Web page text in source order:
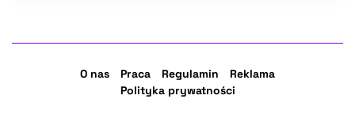
O nas Praca Regulamin
Reklama
Polityka prywatności